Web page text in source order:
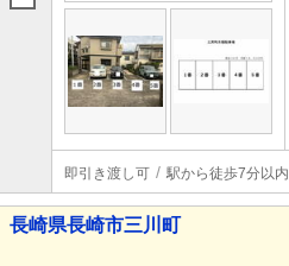
即引き渡し可 駅から徒歩7分以内
長崎県長崎市三川町